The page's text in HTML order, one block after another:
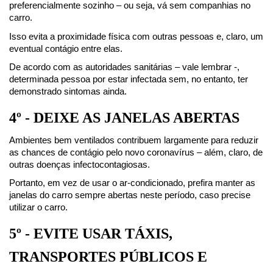
preferencialmente sozinho – ou seja, vá sem companhias no
carro.
Isso evita a proximidade física com outras pessoas e, claro, um
eventual contágio entre elas.
De acordo com as autoridades sanitárias – vale lembrar -,
determinada pessoa por estar infectada sem, no entanto, ter
demonstrado sintomas ainda.
4º - DEIXE AS JANELAS ABERTAS
Ambientes bem ventilados contribuem largamente para reduzir
as chances de contágio pelo novo coronavírus – além, claro, de
outras doenças infectocontagiosas.
Portanto, em vez de usar o ar-condicionado, prefira manter as
janelas do carro sempre abertas neste período, caso precise
utilizar o carro.
5º - EVITE USAR TÁXIS,
TRANSPORTES PÚBLICOS E